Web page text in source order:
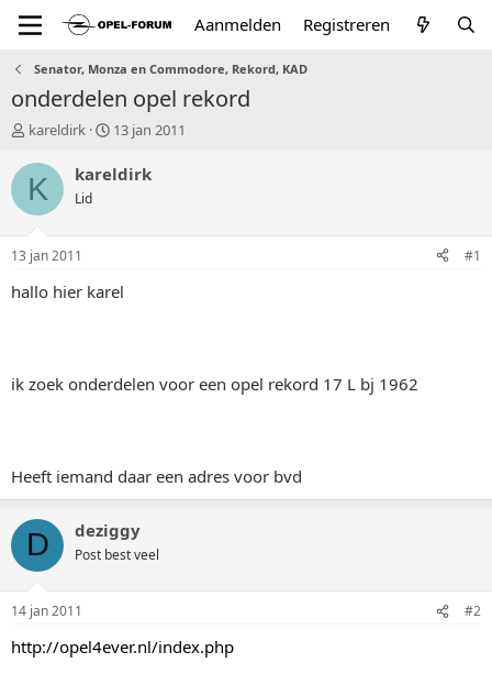
Aanmelden Registreren
Senator, Monza en Commodore, Rekord, KAD
onderdelen opel rekord
T
p
t
a
r
kareldirk
S
a
u
13 jan 2011
K kareldirk
Lid
13 jan 2011 #1
hallo hier karel
ik zoek onderdelen voor een opel rekord 17 L bj 1962
Heeft iemand daar een adres voor bvd
D deziggy
Post best veel
14 jan 2011 #2
http://opel4ever.nl/index.php